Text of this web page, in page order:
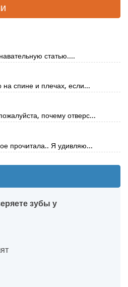
статью....
на спине и плечах, если...
почему отверс...
прочитала.. Я удивляю...
зубы у